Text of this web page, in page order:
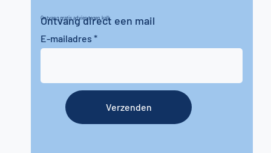
Ontvang gratis advies tegen kalk
Ontvang direct een mail
E-mailadres
Verzenden